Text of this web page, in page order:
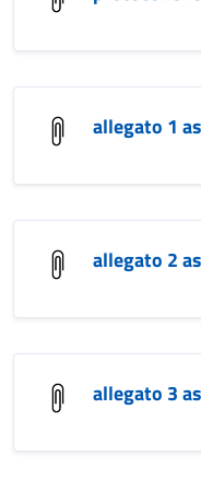
allegato 1
allegato 2
allegato 3